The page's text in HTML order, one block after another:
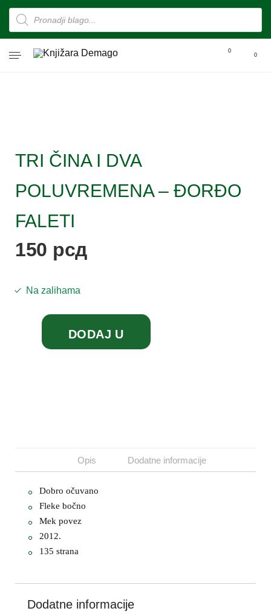
0
0
TRI ČINA I DVA
POLUVREMENA – ĐORĐO
FALETI
150 рсд
Na zalihama
DODAJ U
Opis Dodatne informacije
Dobro očuvano
Fleke bočno
Mek povez
2012.
135 strana
Dodatne informacije